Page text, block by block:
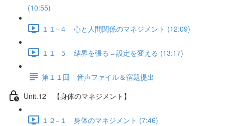
(10:55)
１１−４ 心と人間関係のマネジメント (12:09)
１１−５ 結界を張る＝設定を変える (13:17)
第１１回 音声ファイル＆宿題提出
Unit.12 【身体のマネジメント】
１２−１ 身体のマネジメント (7:46)